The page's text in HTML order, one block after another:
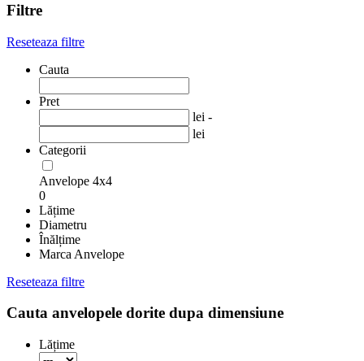
Filtre
Reseteaza filtre
Cauta
Pret
lei -
lei
Categorii
Anvelope 4x4
0
Lățime
Diametru
Înălțime
Marca Anvelope
Reseteaza filtre
Cauta anvelopele dorite dupa dimensiune
Lățime